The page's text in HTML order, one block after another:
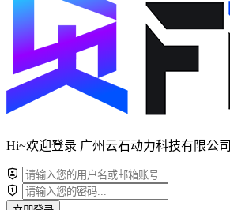
Hi~欢迎登录 广州云石动力科技有限公司